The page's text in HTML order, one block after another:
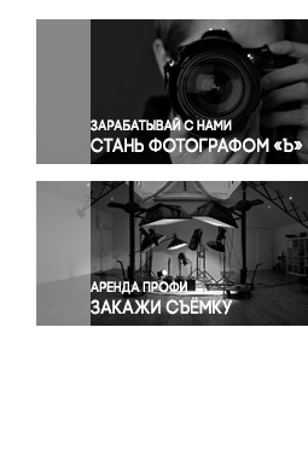
Окружающая среда
Политика
Правосудие
Происшествия и конфликты
Религия
Светская жизнь
Спорт
Экология
Экономика и бизнес